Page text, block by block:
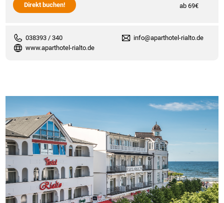
Direkt buchen! ab 69€
038393 / 340
info@aparthotel-rialto.de
www.aparthotel-rialto.de